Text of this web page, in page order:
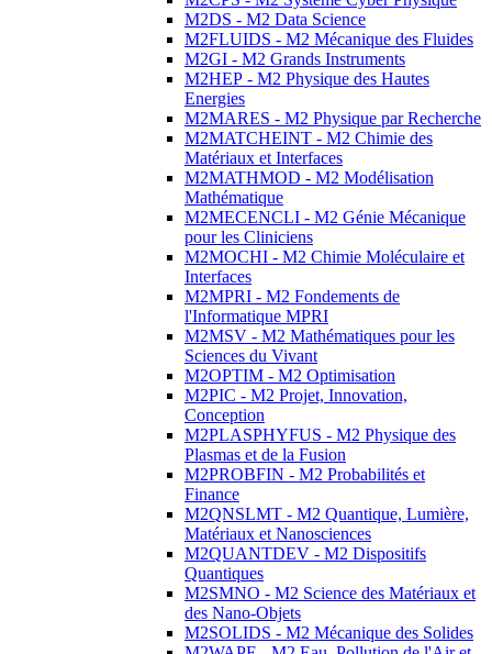
M2DS - M2 Data Science
M2FLUIDS - M2 Mécanique des Fluides
M2GI - M2 Grands Instruments
M2HEP - M2 Physique des Hautes
Energies
M2MARES - M2 Physique par Recherche
M2MATCHEINT - M2 Chimie des
Matériaux et Interfaces
M2MATHMOD - M2 Modélisation
Mathématique
M2MECENCLI - M2 Génie Mécanique
pour les Cliniciens
M2MOCHI - M2 Chimie Moléculaire et
Interfaces
M2MPRI - M2 Fondements de
l'Informatique MPRI
M2MSV - M2 Mathématiques pour les
Sciences du Vivant
M2OPTIM - M2 Optimisation
M2PIC - M2 Projet, Innovation,
Conception
M2PLASPHYFUS - M2 Physique des
Plasmas et de la Fusion
M2PROBFIN - M2 Probabilités et
Finance
M2QNSLMT - M2 Quantique, Lumière,
Matériaux et Nanosciences
M2QUANTDEV - M2 Dispositifs
Quantiques
M2SMNO - M2 Science des Matériaux et
des Nano-Objets
M2SOLIDS - M2 Mécanique des Solides